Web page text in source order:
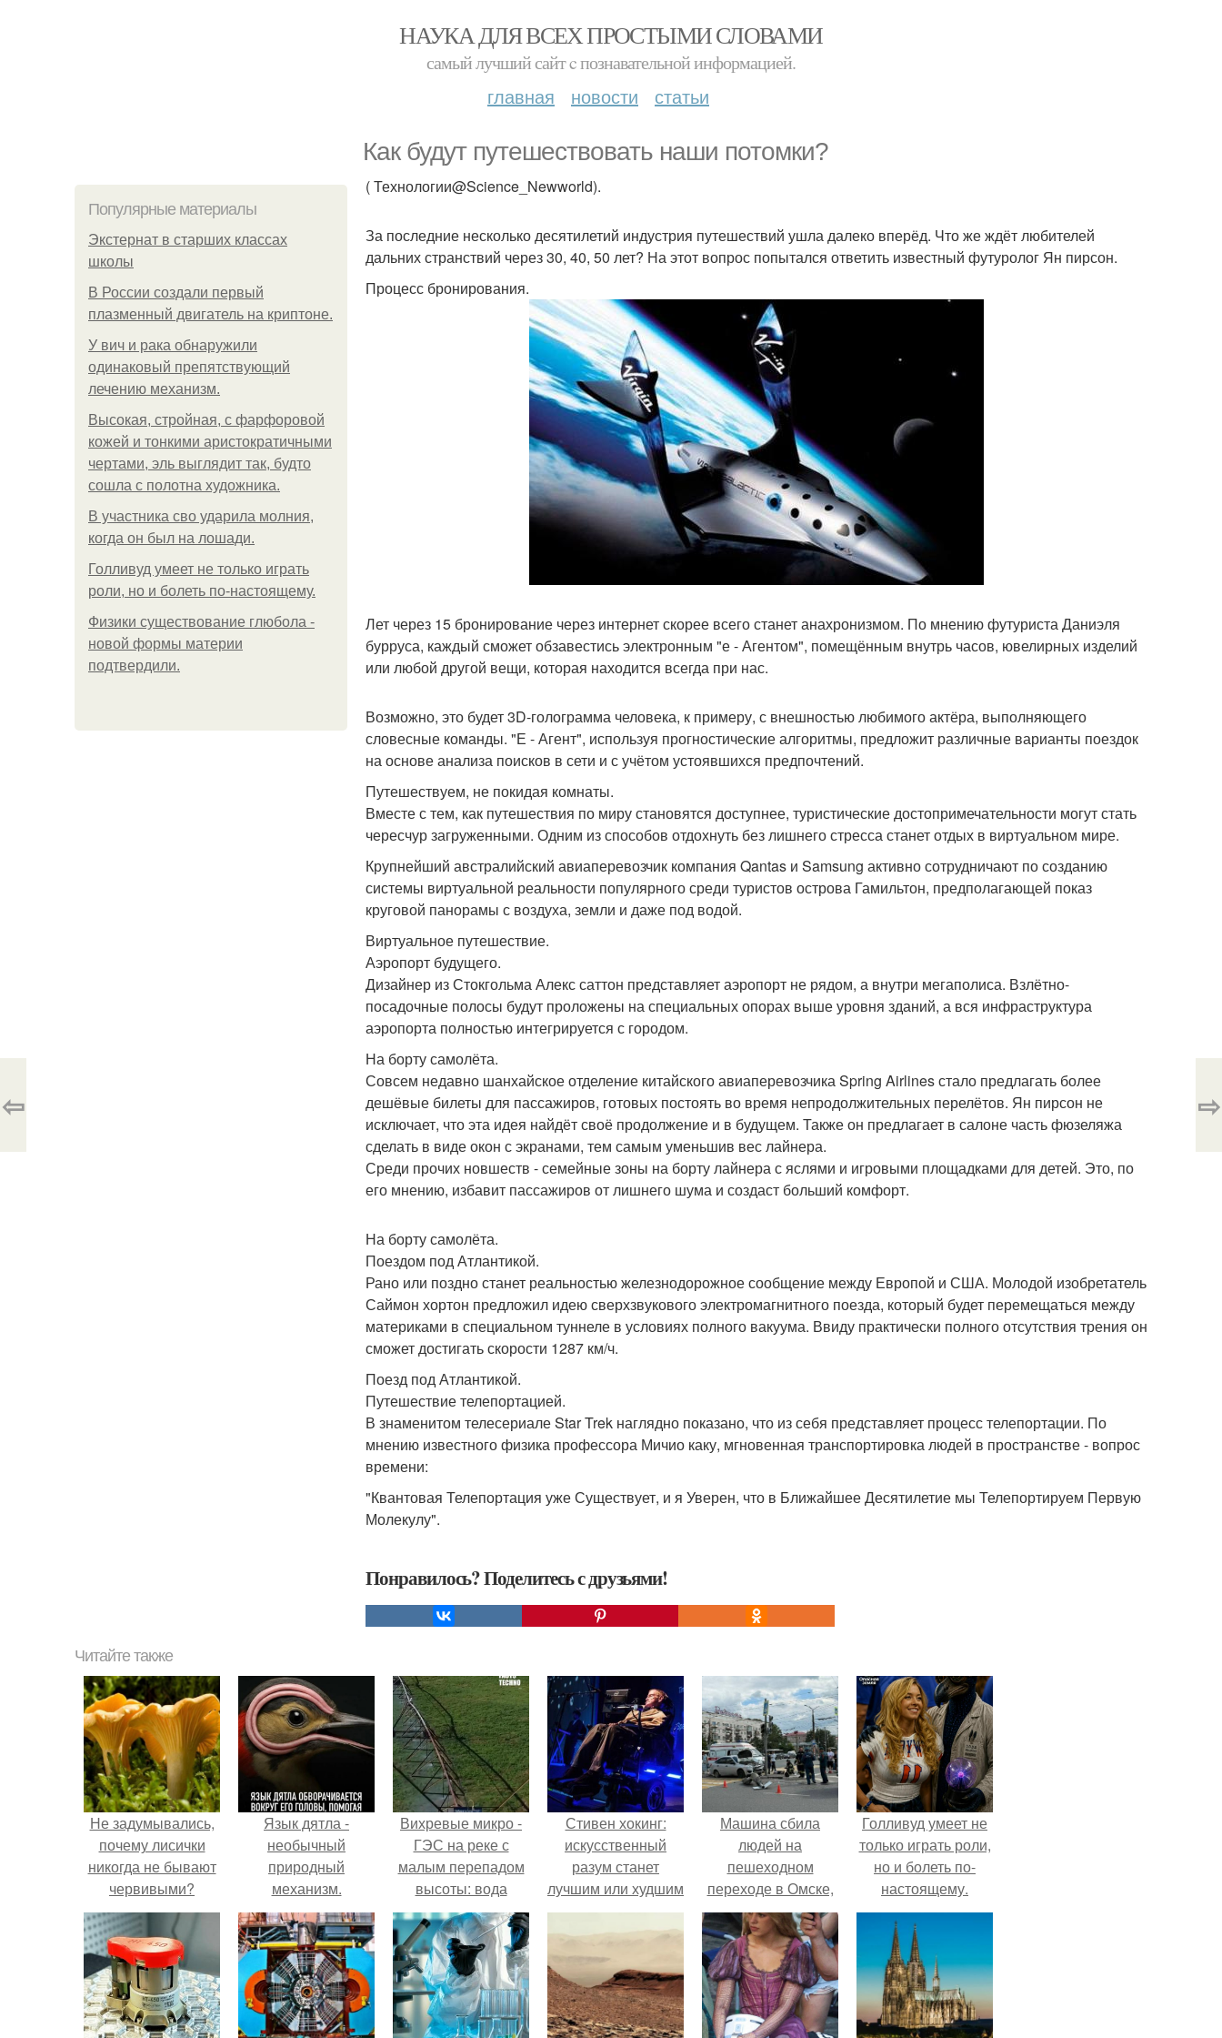
НАУКА ДЛЯ ВСЕХ ПРОСТЫМИ СЛОВАМИ
самый лучший сайт c познавательной информацией.
главная новости статьи
Как будут путешествовать наши потомки?
Популярные материалы
Экстернат в старших классах
школы
В России создали первый
плазменный двигатель на криптоне.
У вич и рака обнаружили
одинаковый препятствующий
лечению механизм.
Высокая, стройная, с фарфоровой
кожей и тонкими аристократичными
чертами, эль выглядит так, будто
сошла с полотна художника.
В участника сво ударила молния,
когда он был на лошади.
Голливуд умеет не только играть
роли, но и болеть по-настоящему.
Физики существование глюбола -
новой формы материи
подтвердили.
( Технологии@Science_Newworld).
За последние несколько десятилетий индустрия путешествий ушла далеко вперёд. Что же ждёт любителей
дальних странствий через 30, 40, 50 лет? На этот вопрос попытался ответить известный футуролог Ян пирсон.
Процесс бронирования.
Лет через 15 бронирование через интернет скорее всего станет анахронизмом. По мнению футуриста Даниэля
бурруса, каждый сможет обзавестись электронным "е - Агентом", помещённым внутрь часов, ювелирных изделий
или любой другой вещи, которая находится всегда при нас.
Возможно, это будет 3D-голограмма человека, к примеру, с внешностью любимого актёра, выполняющего
словесные команды. "Е - Агент", используя прогностические алгоритмы, предложит различные варианты поездок
на основе анализа поисков в сети и с учётом устоявшихся предпочтений.
Путешествуем, не покидая комнаты.
Вместе с тем, как путешествия по миру становятся доступнее, туристические достопримечательности могут стать
чересчур загруженными. Одним из способов отдохнуть без лишнего стресса станет отдых в виртуальном мире.
Крупнейший австралийский авиаперевозчик компания Qantas и Samsung активно сотрудничают по созданию
системы виртуальной реальности популярного среди туристов острова Гамильтон, предполагающей показ
круговой панорамы с воздуха, земли и даже под водой.
Виртуальное путешествие.
Аэропорт будущего.
Дизайнер из Стокгольма Алекс саттон представляет аэропорт не рядом, а внутри мегаполиса. Взлётно-
посадочные полосы будут проложены на специальных опорах выше уровня зданий, а вся инфраструктура
аэропорта полностью интегрируется с городом.
На борту самолёта.
Совсем недавно шанхайское отделение китайского авиаперевозчика Spring Airlines стало предлагать более
дешёвые билеты для пассажиров, готовых постоять во время непродолжительных перелётов. Ян пирсон не
исключает, что эта идея найдёт своё продолжение и в будущем. Также он предлагает в салоне часть фюзеляжа
сделать в виде окон с экранами, тем самым уменьшив вес лайнера.
Среди прочих новшеств - семейные зоны на борту лайнера с яслями и игровыми площадками для детей. Это, по
его мнению, избавит пассажиров от лишнего шума и создаст больший комфорт.
На борту самолёта.
Поездом под Атлантикой.
Рано или поздно станет реальностью железнодорожное сообщение между Европой и США. Молодой изобретатель
Саймон хортон предложил идею сверхзвукового электромагнитного поезда, который будет перемещаться между
материками в специальном туннеле в условиях полного вакуума. Ввиду практически полного отсутствия трения он
сможет достигать скорости 1287 км/ч.
Поезд под Атлантикой.
Путешествие телепортацией.
В знаменитом телесериале Star Trek наглядно показано, что из себя представляет процесс телепортации. По
мнению известного физика профессора Мичио каку, мгновенная транспортировка людей в пространстве - вопрос
времени:
"Квантовая Телепортация уже Существует, и я Уверен, что в Ближайшее Десятилетие мы Телепортируем Первую
Молекулу".
Понравилось? Поделитесь с друзьями!
⇦ ⇨
Читайте также
Не задумывались,
почему лисички
никогда не бывают
червивыми?
Язык дятла -
необычный
природный
механизм.
Вихревые микро -
ГЭС на реке с
малым перепадом
высоты: вода
закручивается в
бетонной камере и
вращает
вертикальную
турбину.
Стивен хокинг:
искусственный
разум станет
лучшим или худшим
изобретением
человечества.
Машина сбила
людей на
пешеходном
переходе в Омске,
пострадали 8
человек.
Голливуд умеет не
только играть роли,
но и болеть по-
настоящему.